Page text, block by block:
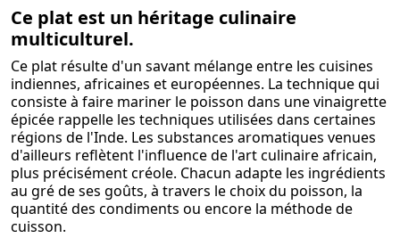
Ce plat est un héritage culinaire
multiculturel.
Ce plat résulte d'un savant mélange entre les cuisines
indiennes, africaines et européennes. La technique qui
consiste à faire mariner le poisson dans une vinaigrette
épicée rappelle les techniques utilisées dans certaines
régions de l'Inde. Les substances aromatiques venues
d'ailleurs reflètent l'influence de l'art culinaire africain,
plus précisément créole. Chacun adapte les ingrédients
au gré de ses goûts, à travers le choix du poisson, la
quantité des condiments ou encore la méthode de
cuisson.